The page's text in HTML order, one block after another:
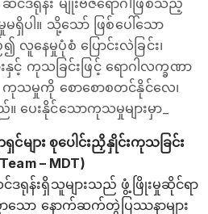
ဒရုန်း မျိုးဗီဇရောဂါဖြစ်သည့်
။ သို့သော် ဖြစ်ပေါ်သော
လူနေမှုပုံစံ ပြောင်းလဲခြင်း၊
နှင့် ကုသခြင်းဖြင့် ရောဂါလက္ခဏာ
သမှုကို စောစောစတင်နိုင်လေ၊
ပေးနိုင်သောကုသမှုများမှာ_
ျား စုပေါင်းညှိနှိုင်းကုသခြင်း
– MDT)
ရုန်းရှိသူများသည် ဖွံ့ဖြိုးမှုဆိုင်ရာ
စွာသော နောက်ဆက်တွဲပြဿနာများ